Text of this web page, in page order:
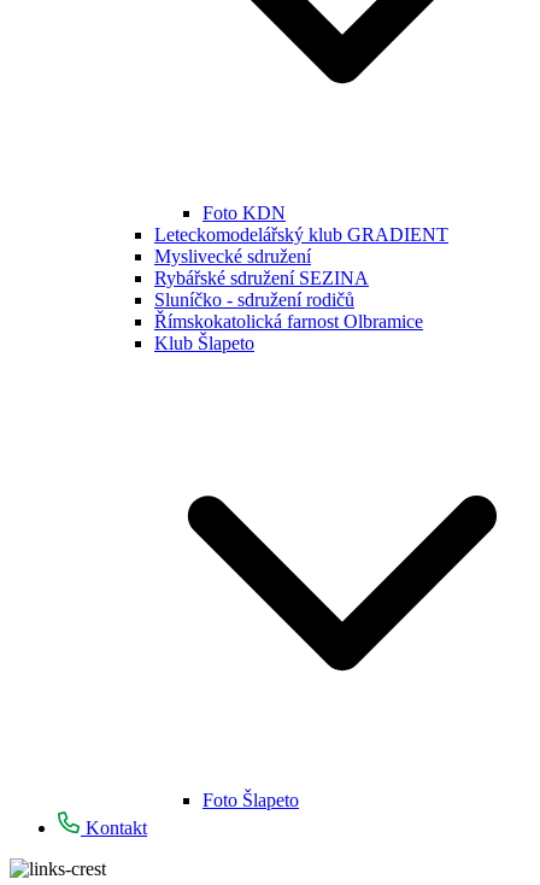
Foto KDN
Leteckomodelářský klub GRADIENT
Myslivecké sdružení
Rybářské sdružení SEZINA
Sluníčko - sdružení rodičů
Římskokatolická farnost Olbramice
Klub Šlapeto
Foto Šlapeto
Kontakt